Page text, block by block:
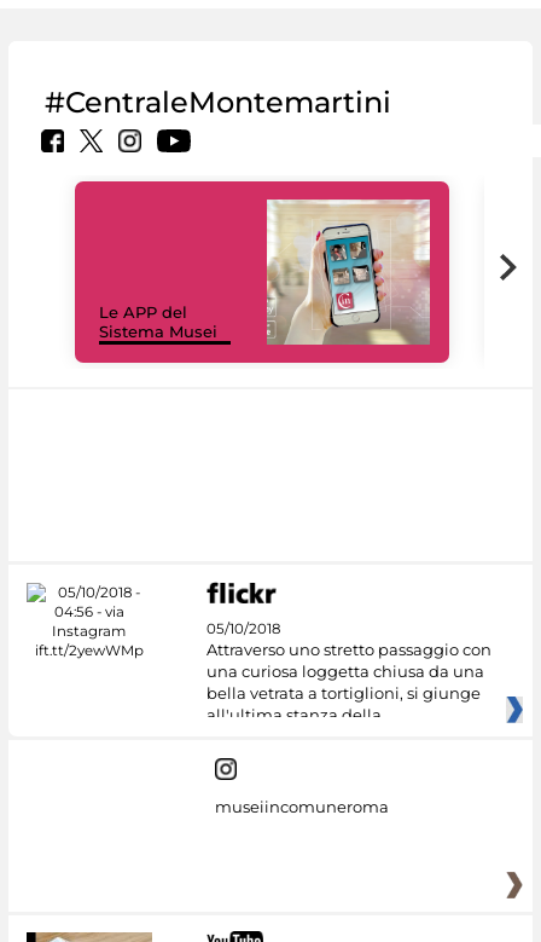
#CentraleMontemartini
Le APP del
Sistema Musei
05/10/2018
Attraverso uno stretto passaggio con
una curiosa loggetta chiusa da una
bella vetrata a tortiglioni, si giunge
all'ultima stanza della
museiincomuneroma